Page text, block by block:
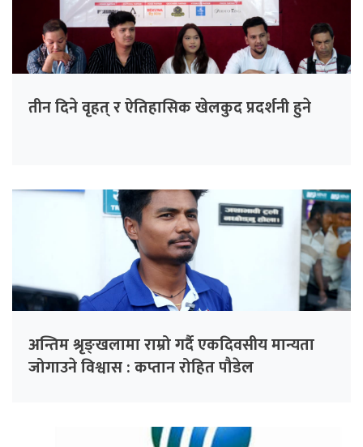
तीन दिने वृहत् र ऐतिहासिक खेलकुद प्रदर्शनी हुने
अन्तिम श्रृङ्खलामा राम्रो गर्दै एकदिवसीय मान्यता
जोगाउने विश्वास : कप्तान रोहित पौडेल